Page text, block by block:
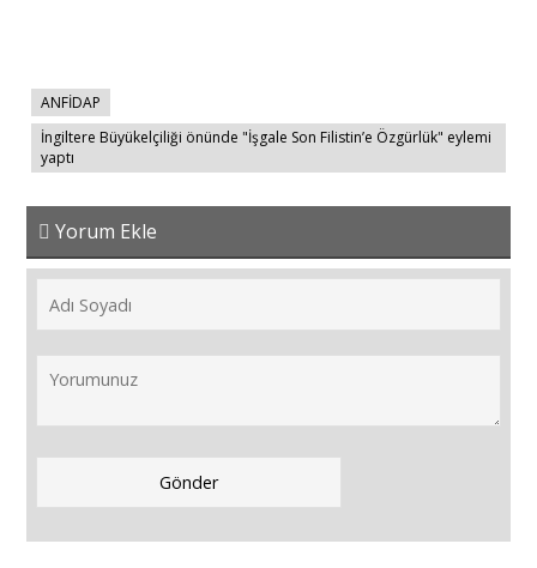
ANFİDAP
İngiltere Büyükelçiliği önünde "İşgale Son Filistin’e Özgürlük" eylemi
yaptı
Yorum Ekle